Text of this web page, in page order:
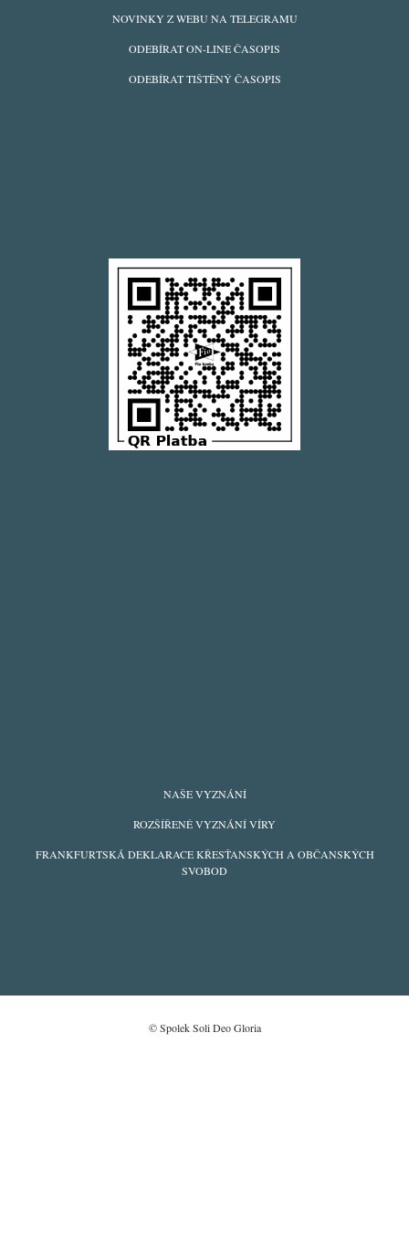
NOVINKY Z WEBU NA TELEGRAMU
ODEBÍRAT ON-LINE ČASOPIS
ODEBÍRAT TIŠTĚNÝ ČASOPIS
NAŠE VYZNÁNÍ
ROZŠÍŘENÉ VYZNÁNÍ VÍRY
FRANKFURTSKÁ DEKLARACE KŘESŤANSKÝCH A OBČANSKÝCH
SVOBOD
© Spolek Soli Deo Gloria